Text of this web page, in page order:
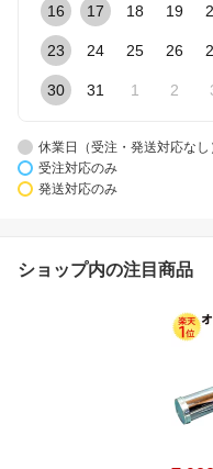
16 17 18 19
23 24 25 26
30 31 1 2
休業日（受注・発送対応なし
受注対応のみ
発送対応のみ
ショップ内の注目商品